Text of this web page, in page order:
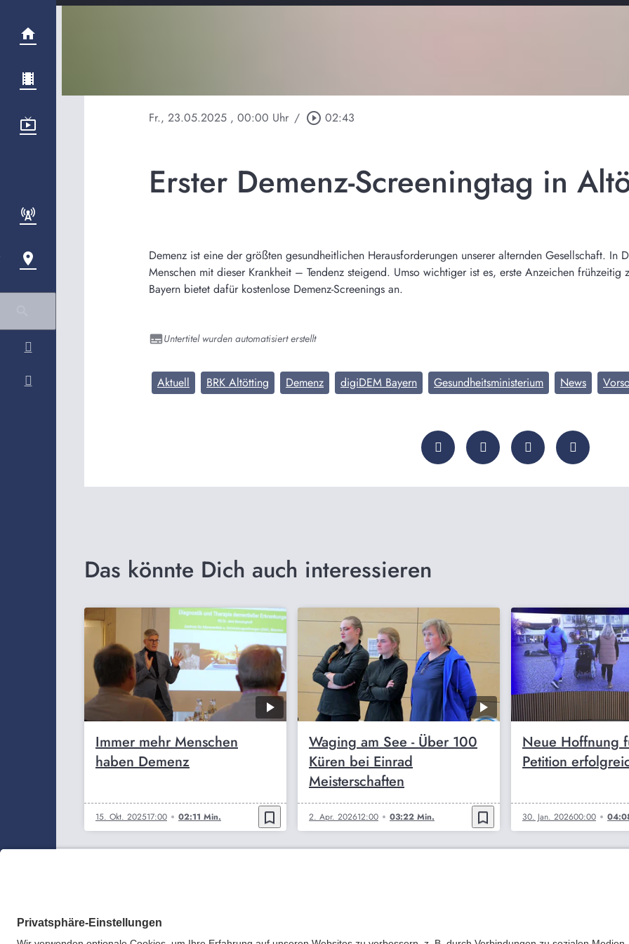
Fr., 23.05.2025 , 00:00 Uhr / play_circle_outline 02:43
Erster Demenz-Screeningtag in
Demenz ist eine der größten gesundheitlichen Herausforderungen unserer alternden Gesellschaft.
Menschen mit dieser Krankheit – Tendenz steigend. Umso wichtiger ist es, erste Anzeichen
Bayern bietet dafür kostenlose Demenz-Screenings an.
Untertitel wurden automatisiert erstellt
Aktuell BRK Altötting Demenz digiDEM Bayern Gesundheitsministerium News
Das könnte Dich auch interessieren
Immer mehr Menschen
haben Demenz
15. Okt. 202517:00 02:11 Min. bookmark_border
Waging am See - Über 100
Küren bei Einrad
Meisterschaften
2. Apr. 202612:00 03:22 Min. bookmark_border
Neue Hoffnung
Petition
30. Jan. 202600:00